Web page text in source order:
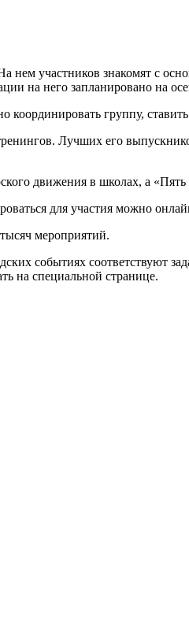
участников знакомят с
на него запланировано на
группу,
Лучших его
движения в школах, а
для участия можно
мероприятий.
событиях соответствуют
на специальной странице.